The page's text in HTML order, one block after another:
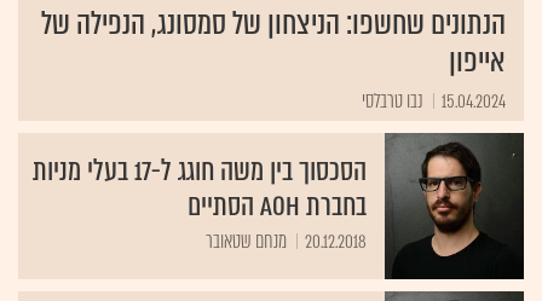
הנתונים שחשפו: הניצחון של סמסונג, הנפילה של
אייפון
15.04.2024 נבו טרבלסי
הסכסוך בין משה חוגג ל-17 בעלי מניות
בחברת AOH הסתיים
20.12.2018 מנחם שטאובר